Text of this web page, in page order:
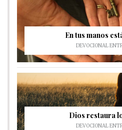
En tus manos
DEVOCIONAL
Dios restaura
DEVOCIONAL